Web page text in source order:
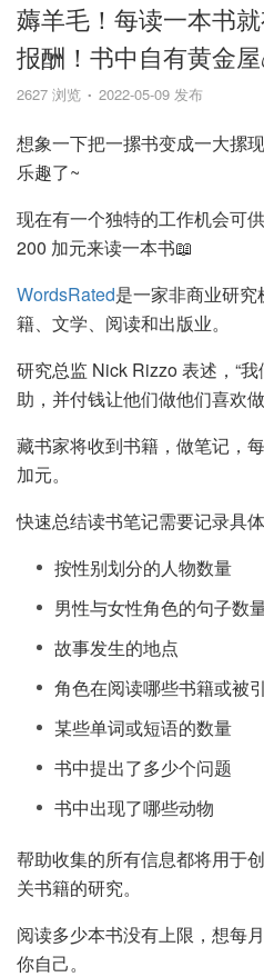
薅羊毛！每读一本书
报酬！书中自有黄金
2627 浏览 2022-05-09 发布
想象一下把一摞书变成一大摞
乐趣了~
现在有一个独特的工作机会可
200 加元来读一本书📖
WordsRated是一家非商业研
籍、文学、阅读和出版业。
研究总监 Nick Rizzo 表述，“
助，并付钱让他们做他们喜欢
藏书家将收到书籍，做笔记，
加元。
快速总结读书笔记需要记录具
按性别划分的人物数量
男性与女性角色的句子数
故事发生的地点
角色在阅读哪些书籍或被
某些单词或短语的数量
书中提出了多少个问题
书中出现了哪些动物
帮助收集的所有信息都将用于
关书籍的研究。
阅读多少本书没有上限，想每
你自己。